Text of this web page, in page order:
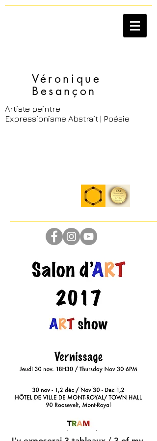
Véronique
Besançon​
Artiste peintre
Expressionisme Abstrait | Poésie